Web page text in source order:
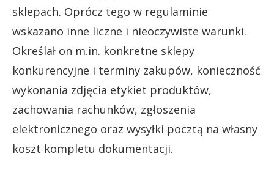
sklepach. Oprócz tego w regulaminie
wskazano inne liczne i nieoczywiste warunki.
Określał on m.in. konkretne sklepy
konkurencyjne i terminy zakupów, konieczność
wykonania zdjęcia etykiet produktów,
zachowania rachunków, zgłoszenia
elektronicznego oraz wysyłki pocztą na własny
koszt kompletu dokumentacji.